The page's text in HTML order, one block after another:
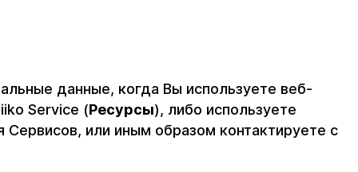
данные, когда Вы используете веб-
Service (Ресурсы), либо используете
Сервисов, или иным образом контактируете с